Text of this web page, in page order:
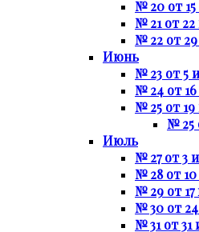
№ 20 от 15
№ 21 от 22
№ 22 от
Июнь
№ 23 от 5
№ 24 от
№ 25 от
№ 25
Июль
№ 27 от 3
№ 28 от
№ 29 от 17
№ 30 от
№ 31 от 31